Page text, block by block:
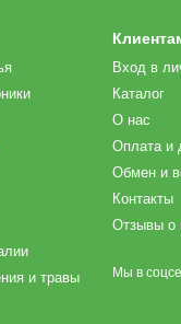
и травы
Вход в
Каталог
О нас
Оплата и
Обмен и
Контакты
Отзывы о
Мы в